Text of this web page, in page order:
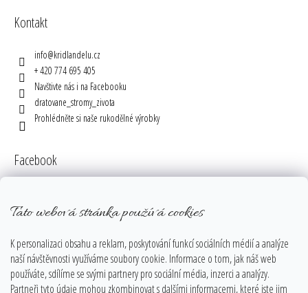
Tato webová stránka používá cookies
K personalizaci obsahu a reklam, poskytování funkcí sociálních médií a analýze
naší návštěvnosti využíváme soubory cookie. Informace o tom, jak náš web
používáte, sdílíme se svými partnery pro sociální média, inzerci a analýzy.
Partneři tyto údaje mohou zkombinovat s dalšími informacemi, které jste jim
Kontakt
info@kridlandelu.cz
+ 420 774 695 405
Navštivte nás i na Facebooku
dratovane_stromy_zivota
Prohlédněte si naše rukodělné výrobky
Facebook